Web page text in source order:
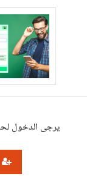
يرجى الدخول